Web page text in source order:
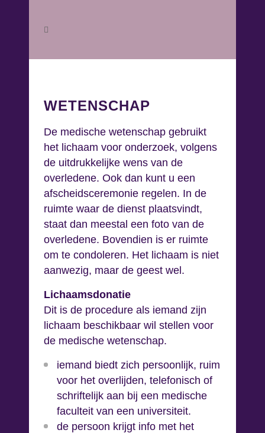
WETENSCHAP
De medische wetenschap gebruikt
het lichaam voor onderzoek, volgens
de uitdrukkelijke wens van de
overledene. Ook dan kunt u een
afscheidsceremonie regelen. In de
ruimte waar de dienst plaatsvindt,
staat dan meestal een foto van de
overledene. Bovendien is er ruimte
om te condoleren. Het lichaam is niet
aanwezig, maar de geest wel.
Lichaamsdonatie
Dit is de procedure als iemand zijn
lichaam beschikbaar wil stellen voor
de medische wetenschap.
iemand biedt zich persoonlijk, ruim
voor het overlijden, telefonisch of
schriftelijk aan bij een medische
faculteit van een universiteit.
de persoon krijgt info met het